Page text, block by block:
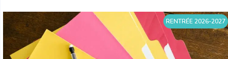
RENTRÉE 2026-2027